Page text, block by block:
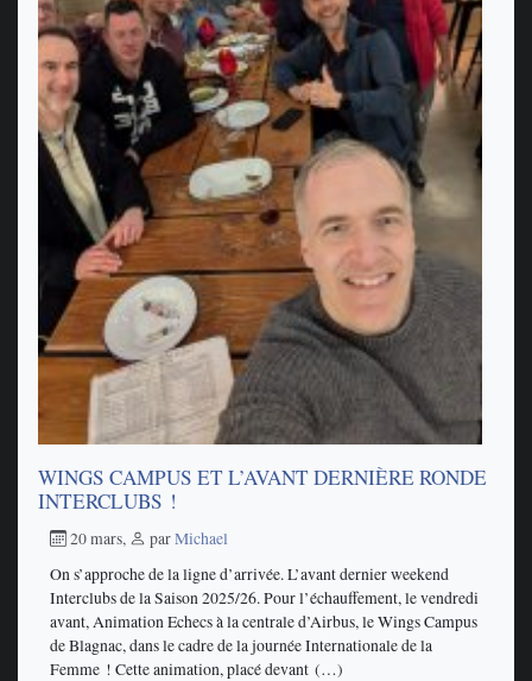
WINGS CAMPUS ET L’AVANT DERNIÈRE RONDE
INTERCLUBS !
20 mars, parMichael
On s’approche de la ligne d’arrivée. L’avant dernier weekend
Interclubs de la Saison 2025/26. Pour l’échauffement, le vendredi
avant, Animation Echecs à la centrale d’Airbus, le Wings Campus
de Blagnac, dans le cadre de la journée Internationale de la
Femme ! Cette animation, placé devant (…)